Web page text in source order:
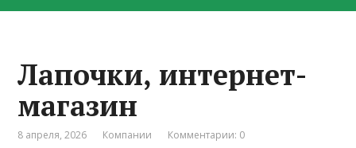
Лапочки, интернет-
магазин
8 апреля, 2026 Компании Комментарии: 0